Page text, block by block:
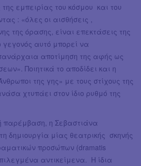
εμπειρίας του κόσμου και του
: «όλες οι αισθήσεις ,
της όρασης, είναι επεκτάσεις της
γεγονός αυτό μπορεί να
αποτίμηση της αφής ως
Ποιητικά το αποδίδει και η
της γης» με τους στίχους της
χτυπάει στον ίδιο ρυθμό της
παρέμβαση, η Σεβαστιάνα
δημιουργία μίας θεατρικής σκηνής
προσώπων (dramatis
αντικείμενα. Η ίδια